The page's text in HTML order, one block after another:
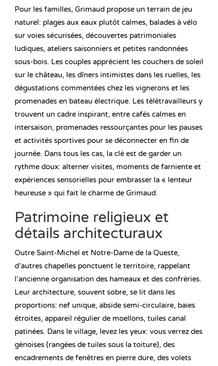
Pour les familles, Grimaud propose un terrain de jeu
naturel: plages aux eaux plutôt calmes, balades à vélo
sur voies sécurisées, découvertes patrimoniales
ludiques, ateliers saisonniers et petites randonnées
sous-bois. Les couples apprécient les couchers de soleil
sur le château, les dîners intimistes dans les ruelles, les
dégustations commentées chez les vignerons et les
promenades en bateau électrique. Les télétravailleurs y
trouvent un cadre inspirant, entre cafés calmes en
intersaison, promenades ressourçantes pour les pauses
et activités sportives pour se déconnecter en fin de
journée. Dans tous les cas, la clé est de garder un
rythme doux: alterner visites, moments de farniente et
expériences sensorielles pour embrasser la « lenteur
heureuse » qui fait le charme de Grimaud.
Patrimoine religieux et
détails architecturaux
Outre Saint-Michel et Notre-Dame de la Queste,
d’autres chapelles ponctuent le territoire, rappelant
l’ancienne organisation des hameaux et des confréries.
Leur architecture, souvent sobre, se lit dans les
proportions: nef unique, abside semi-circulaire, baies
étroites, appareil régulier de moellons, tuiles canal
patinées. Dans le village, levez les yeux: vous verrez des
génoises (rangées de tuiles sous la toiture), des
encadrements de fenêtres en pierre dure, des volets